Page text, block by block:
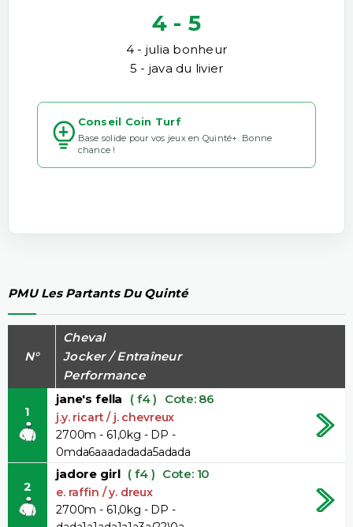
4 - 5
4 - julia bonheur
5 - java du livier
Conseil Coin Turf
Base solide pour vos jeux en Quinté+. Bonne
chance !
PMU Les Partants Du Quinté
N°
Cheval
Jocker / Entraîneur
Performance
1
jane's fella ( f4 ) Cote: 86
j.y. ricart / j. chevreux
2700m - 61,0kg - DP -
0mda6aaadadada5adada
2
jadore girl ( f4 ) Cote: 10
e. raffin / y. dreux
2700m - 61,0kg - DP -